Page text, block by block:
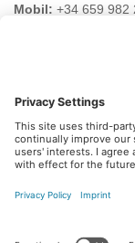
Mobil: +34 659 982